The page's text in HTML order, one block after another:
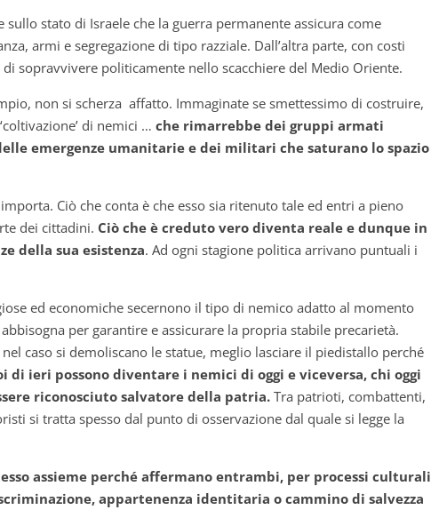
stato di Israele che la guerra permanente assicura come
armi e segregazione di tipo razziale. Dall’altra parte, con costi
sopravvivere politicamente nello scacchiere del Medio Oriente.
non si scherza affatto. Immaginate se smettessimo di costruire,
di nemici … che rimarrebbe dei gruppi armati
emergenze umanitarie e dei militari che saturano lo spazio
Ciò che conta è che esso sia ritenuto tale ed entri a pieno
dei cittadini. Ciò che è creduto vero diventa reale e dunque in
della sua esistenza. Ad ogni stagione politica arrivano puntuali i
ed economiche secernono il tipo di nemico adatto al momento
per garantire e assicurare la propria stabile precarietà.
caso si demoliscano le statue, meglio lasciare il piedistallo perché
di ieri possono diventare i nemici di oggi e viceversa, chi oggi
riconosciuto salvatore della patria.Tra patrioti, combattenti,
si tratta spesso dal punto di osservazione dal quale si legge la
assieme perché affermano entrambi, per processi culturali
appartenenza identitaria o cammino di salvezza